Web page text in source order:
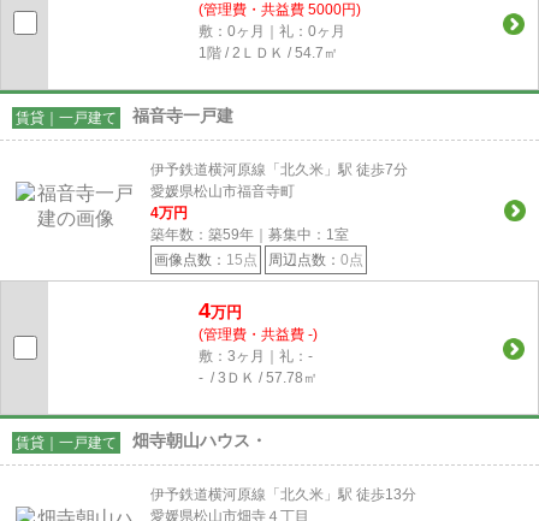
(管理費・共益費 5000円)
敷：0ヶ月｜礼：0ヶ月
1階 / 2ＬＤＫ / 54.7㎡
賃貸｜一戸建て 福音寺一戸建
伊予鉄道横河原線「北久米」駅 徒歩7分
愛媛県松山市福音寺町
4万円
築年数：築59年｜募集中： 1室
画像点数： 15点 周辺点数： 0点
4万円
(管理費・共益費 -)
敷：3ヶ月｜礼：-
- / 3ＤＫ / 57.78㎡
賃貸｜一戸建て 畑寺朝山ハウス・
伊予鉄道横河原線「北久米」駅 徒歩13分
愛媛県松山市畑寺４丁目